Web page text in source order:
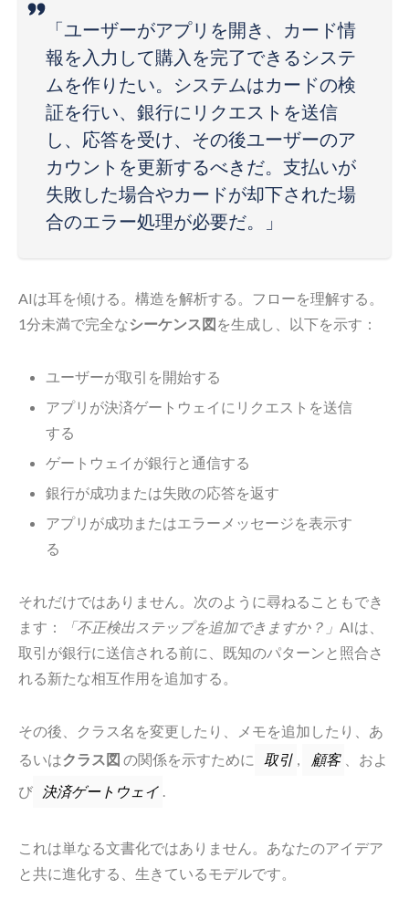
「ユーザーがアプリを開き、カード情
報を入力して購入を完了できるシステ
ムを作りたい。システムはカードの検
証を行い、銀行にリクエストを送信
し、応答を受け、その後ユーザーのア
カウントを更新するべきだ。支払いが
失敗した場合やカードが却下された場
合のエラー処理が必要だ。」
AIは耳を傾ける。構造を解析する。フローを理解する。
1分未満で完全なシーケンス図を生成し、以下を示す：
ユーザーが取引を開始する
アプリが決済ゲートウェイにリクエストを送信
する
ゲートウェイが銀行と通信する
銀行が成功または失敗の応答を返す
アプリが成功またはエラーメッセージを表示す
る
それだけではありません。次のように尋ねることもでき
ます：
「不正検出ステップを追加できますか？」 AIは、
取引が銀行に送信される前に、既知のパターンと照合さ
れる新たな相互作用を追加する。
その後、クラス名を変更したり、メモを追加したり、あ
るいはクラス図 の関係を示すために 取引 , 顧客
、およ
び 決済ゲートウェイ .
これは単なる文書化ではありません。あなたのアイデア
と共に進化する、生きているモデルです。